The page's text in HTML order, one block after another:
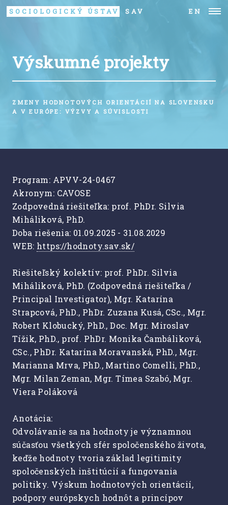
SOCIOLOGICKÝ ÚSTAV SAV EN
Výskumné projekty
ZMENY HODNOTOVÝCH ORIENTÁCIÍ NA SLOVENSKU
A V EURÓPE: VÝZVY A SÚVISLOSTI
Program: APVV-24-0467
Akronym: CAVOSE
Zodpovedná riešiteľka: prof. PhDr. Silvia
Miháliková, PhD.
Doba riešenia: 01.09.2025 - 31.08.2029
WEB: https://hodnoty.sav.sk/
Riešiteľský kolektív: prof. PhDr. Silvia
Miháliková, PhD. (Zodpovedná riešiteľka /
Principal Investigator), Mgr. Katarína
Strapcová, PhD., PhDr. Zuzana Kusá, CSc., Mgr.
Robert Klobucký, PhD., Doc. Mgr. Miroslav
Tížik, PhD., prof. PhDr. Monika Čambáliková,
CSc., PhDr. Katarína Moravanská, PhD., Mgr.
Marianna Mrva, PhD., Martino Comelli, PhD.,
Mgr. Milan Zeman, Mgr. Tímea Szabó, Mgr.
Viera Poláková
Anotácia:
Odvolávanie sa na hodnoty je významnou
súčasťou všetkých sfér spoločenského života,
keďže hodnoty tvoria základ legitimity
spoločenských inštitúcií a fungovania
politiky. Výskum hodnotových orientácií,
podpory európskych hodnôt a princípov